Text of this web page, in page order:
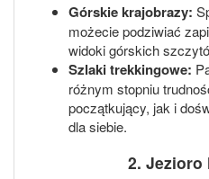
Górskie krajobrazy:
możecie podziwiać
widoki górskich
Szlaki trekkingowe:
różnym stopniu
początkujący, jak i
dla siebie.
2. Jezioro